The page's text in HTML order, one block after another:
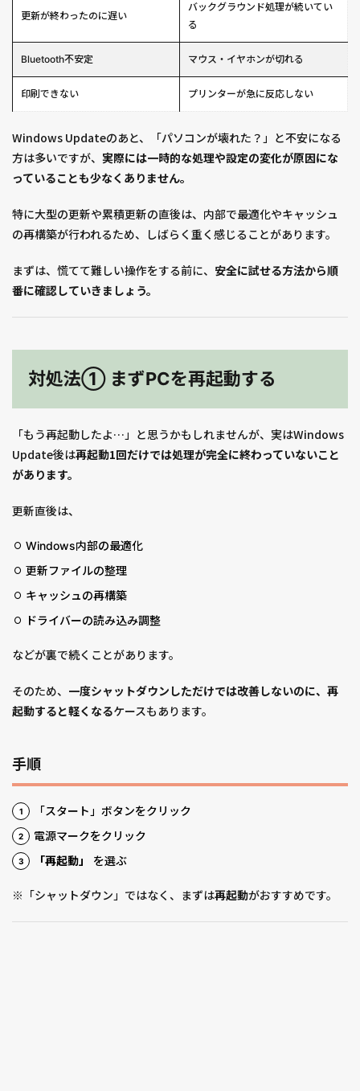
更新が終わったのに遅い
バックグラウンド処理が続いてい
る
Bluetooth不安定 マウス・イヤホンが切れる
印刷できない プリンターが急に反応しない
Windows Updateのあと、「パソコンが壊れた？」と不安になる
方は多いですが、 実際には一時的な処理や設定の変化が原因にな
っていることも少なくありません。
特に大型の更新や累積更新の直後は、内部で最適化やキャッシュ
の再構築が行われるため、しばらく重く感じることがあります。
まずは、慌てて難しい操作をする前に、 安全に試せる方法から順
番に確認していきましょう。
対処法① まずPCを再起動する
「もう再起動したよ…」と思うかもしれませんが、実はWindows
Update後は再起動1回だけでは処理が完全に終わっていないこと
があります。
更新直後は、
Windows内部の最適化
更新ファイルの整理
キャッシュの再構築
ドライバーの読み込み調整
などが裏で続くことがあります。
そのため、 一度シャットダウンしただけでは改善しないのに、再
起動すると軽くなるケースもあります。
手順
「スタート」ボタンをクリック
電源マークをクリック
「再起動」
を選ぶ
※「シャットダウン」ではなく、まずは再起動がおすすめです。